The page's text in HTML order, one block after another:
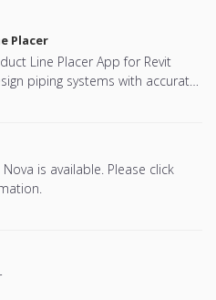
Placer
Line Placer App for Revit
piping systems with accurate
is available. Please click